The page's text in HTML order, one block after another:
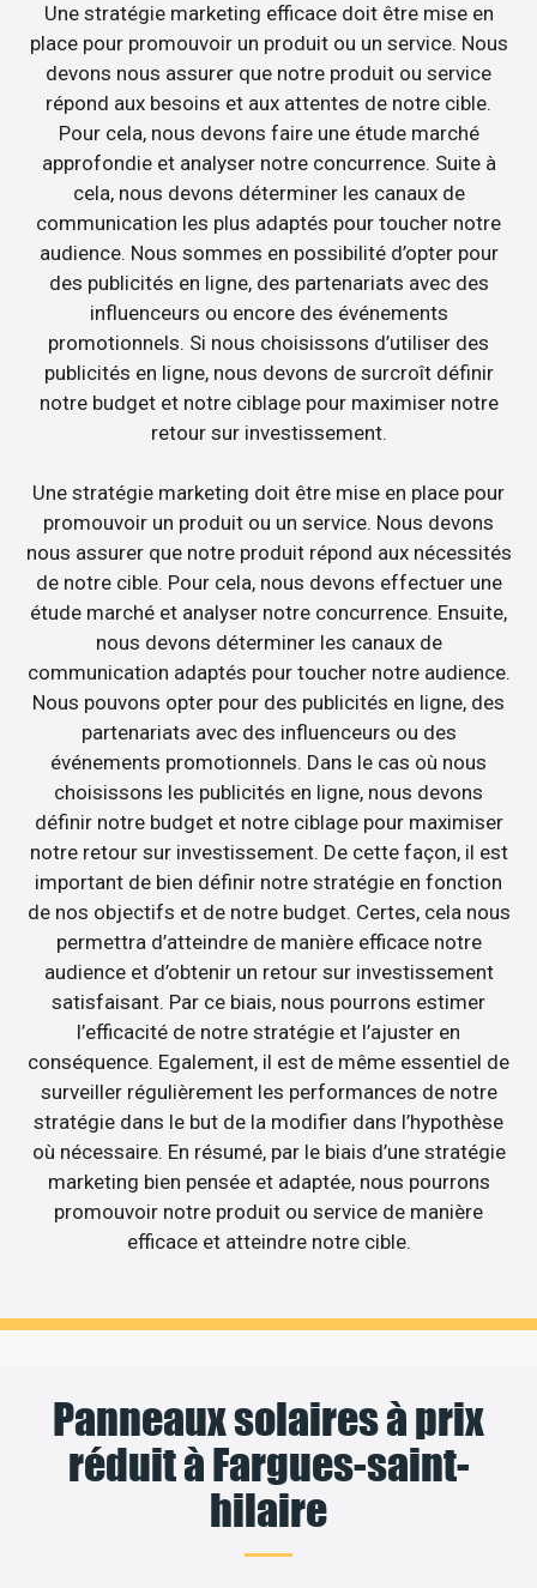
Une stratégie marketing efficace doit être mise en
place pour promouvoir un produit ou un service. Nous
devons nous assurer que notre produit ou service
répond aux besoins et aux attentes de notre cible.
Pour cela, nous devons faire une étude marché
approfondie et analyser notre concurrence. Suite à
cela, nous devons déterminer les canaux de
communication les plus adaptés pour toucher notre
audience. Nous sommes en possibilité d’opter pour
des publicités en ligne, des partenariats avec des
influenceurs ou encore des événements
promotionnels. Si nous choisissons d’utiliser des
publicités en ligne, nous devons de surcroît définir
notre budget et notre ciblage pour maximiser notre
retour sur investissement.
Une stratégie marketing doit être mise en place pour
promouvoir un produit ou un service. Nous devons
nous assurer que notre produit répond aux nécessités
de notre cible. Pour cela, nous devons effectuer une
étude marché et analyser notre concurrence. Ensuite,
nous devons déterminer les canaux de
communication adaptés pour toucher notre audience.
Nous pouvons opter pour des publicités en ligne, des
partenariats avec des influenceurs ou des
événements promotionnels. Dans le cas où nous
choisissons les publicités en ligne, nous devons
définir notre budget et notre ciblage pour maximiser
notre retour sur investissement. De cette façon, il est
important de bien définir notre stratégie en fonction
de nos objectifs et de notre budget. Certes, cela nous
permettra d’atteindre de manière efficace notre
audience et d’obtenir un retour sur investissement
satisfaisant. Par ce biais, nous pourrons estimer
l’efficacité de notre stratégie et l’ajuster en
conséquence. Egalement, il est de même essentiel de
surveiller régulièrement les performances de notre
stratégie dans le but de la modifier dans l’hypothèse
où nécessaire. En résumé, par le biais d’une stratégie
marketing bien pensée et adaptée, nous pourrons
promouvoir notre produit ou service de manière
efficace et atteindre notre cible.
Panneaux solaires à prix
réduit à Fargues-saint-
hilaire